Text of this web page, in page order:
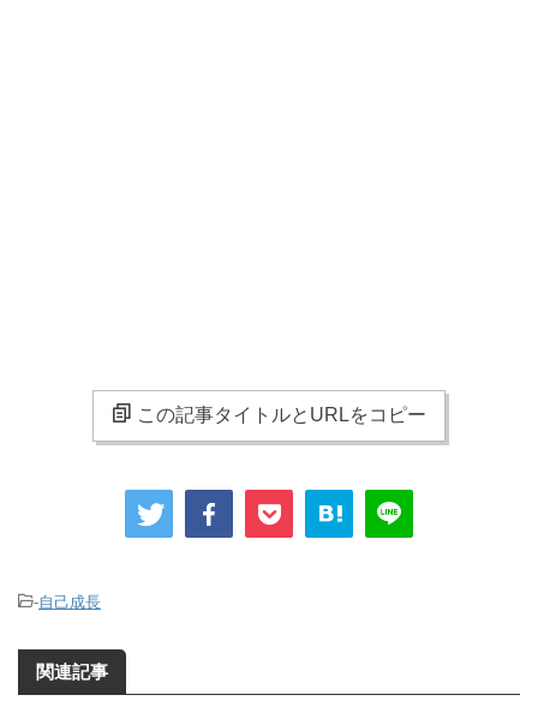
この記事タイトルとURLをコピー
-自己成長
関連記事